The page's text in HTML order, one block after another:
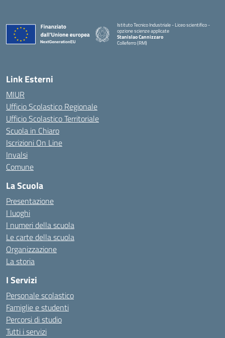
Istituto Tecnico Industriale - Liceo scientifico -
opzione scienze applicate
Stanislao Cannizzaro
Colleferro (RM)
Link Esterni
MIUR
Ufficio Scolastico Regionale
Ufficio Scolastico Territoriale
Scuola in Chiaro
Iscrizioni On Line
Invalsi
Comune
La Scuola
Presentazione
I luoghi
I numeri della scuola
Le carte della scuola
Organizzazione
La storia
I Servizi
Personale scolastico
Famiglie e studenti
Percorsi di studio
Tutti i servizi